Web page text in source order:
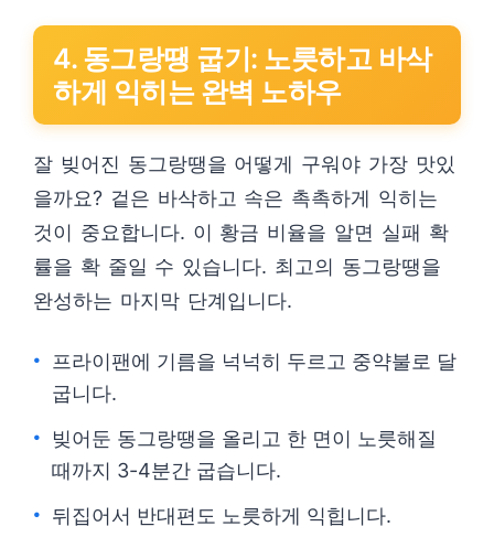
4. 동그랑땡 굽기: 노릇하고 바삭
하게 익히는 완벽 노하우
잘 빚어진 동그랑땡을 어떻게 구워야 가장 맛있
을까요? 겉은 바삭하고 속은 촉촉하게 익히는
것이 중요합니다. 이 황금 비율을 알면 실패 확
률을 확 줄일 수 있습니다. 최고의 동그랑땡을
완성하는 마지막 단계입니다.
프라이팬에 기름을 넉넉히 두르고 중약불로 달
굽니다.
빚어둔 동그랑땡을 올리고 한 면이 노릇해질
때까지 3-4분간 굽습니다.
뒤집어서 반대편도 노릇하게 익힙니다.